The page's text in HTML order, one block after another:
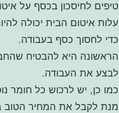
טיפים לחיסכון בכסף על
עלות איטום הבית יכולה
כדי לחסוך כסף בעבודה.
הראשונה היא להבטיח
לבצע את העבודה.
כמו כן, יש לרכוש כל חומר
מנת לקבל את המחיר הטוב